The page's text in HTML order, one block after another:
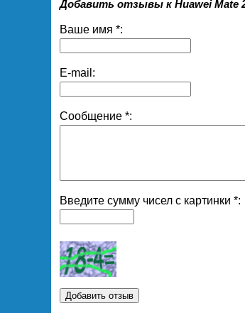
Добавить отзывы к Huawei Mate
Ваше имя *:
E-mail:
Сообщение *:
Введите сумму чисел с картинки *: